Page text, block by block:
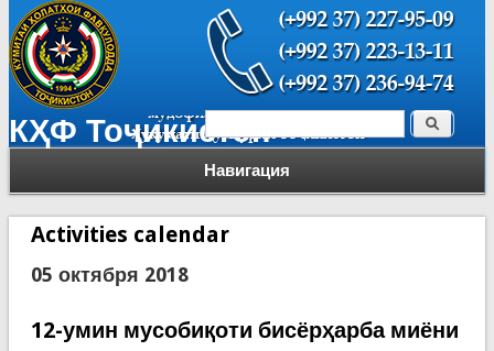
КҲФ Тоҷикистон
Навигация
Форма поиска Поиск
Activities calendar
05 октября 2018
12-умин мусобиқоти бисёрҳарба миёни